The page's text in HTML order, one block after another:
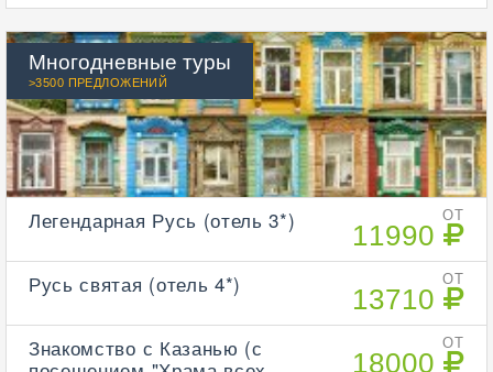
Многодневные туры
>3500 ПРЕДЛОЖЕНИЙ
ОТ
11990
Легендарная Русь (отель 3*)
ОТ
13710
Русь святая (отель 4*)
ОТ
18000
Знакомство с Казанью (с